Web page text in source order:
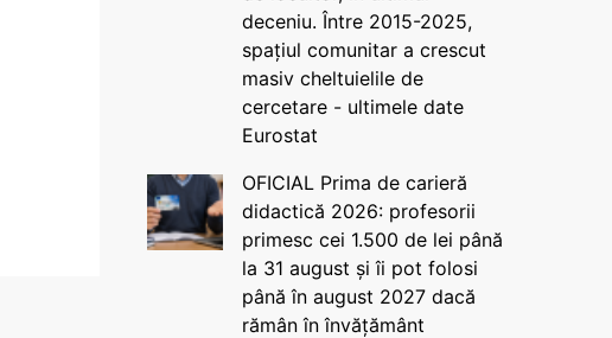
deceniu. Între 2015-2025,
spațiul comunitar a crescut
masiv cheltuielile de
cercetare - ultimele date
Eurostat
OFICIAL Prima de carieră
didactică 2026: profesorii
primesc cei 1.500 de lei până
la 31 august și îi pot folosi
până în august 2027 dacă
rămân în învățământ